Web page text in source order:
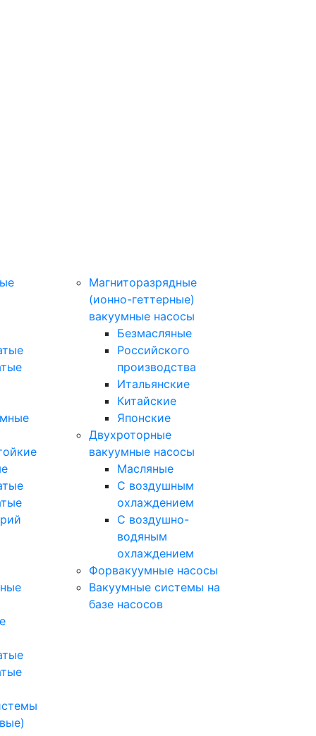
Магниторазрядные
(ионно-геттерные)
вакуумные насосы
Безмасляные
Российского
производства
Итальянские
Китайские
Японские
Двухроторные
вакуумные насосы
Масляные
C воздушным
охлаждением
C воздушно-
водяным
охлаждением
Форвакуумные насосы
Вакуумные системы на
базе насосов